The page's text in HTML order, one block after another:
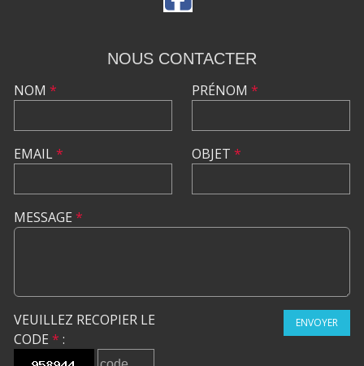
NOUS CONTACTER
NOM *
EMAIL*
PRÉNOM *
OBJET *
MESSAGE *
VEUILLEZ RECOPIER LE
CODE * :
ENVOYER